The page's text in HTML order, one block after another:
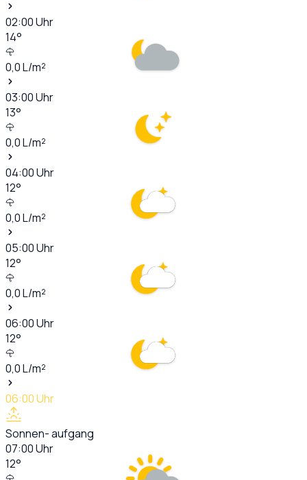
02:00Uhr
14°
0,0L/m²
03:00Uhr
13°
0,0L/m²
04:00Uhr
12°
0,0L/m²
05:00Uhr
12°
0,0L/m²
06:00Uhr
12°
0,0L/m²
06:00Uhr
Sonnen- aufgang
07:00Uhr
12°